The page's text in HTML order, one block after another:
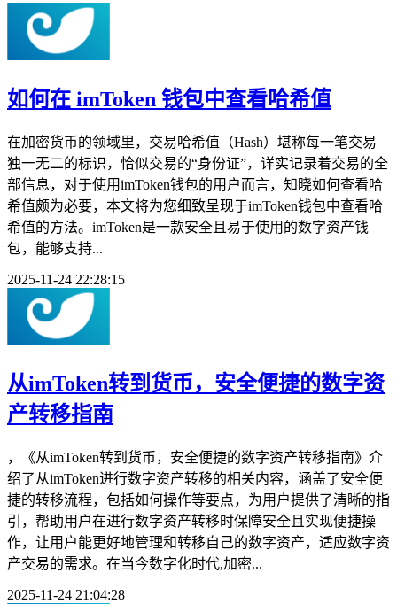
如何在 imToken 钱包中查看哈希值
在加密货币的领域里，交易哈希值（Hash）堪称每一笔交易
独一无二的标识，恰似交易的“身份证”，详实记录着交易的全
部信息，对于使用imToken钱包的用户而言，知晓如何查看哈
希值颇为必要，本文将为您细致呈现于imToken钱包中查看哈
希值的方法。imToken是一款安全且易于使用的数字资产钱
包，能够支持...
2025-11-24 22:28:15
从imToken转到货币，安全便捷的数字资
产转移指南
，《从imToken转到货币，安全便捷的数字资产转移指南》介
绍了从imToken进行数字资产转移的相关内容，涵盖了安全便
捷的转移流程，包括如何操作等要点，为用户提供了清晰的指
引，帮助用户在进行数字资产转移时保障安全且实现便捷操
作，让用户能更好地管理和转移自己的数字资产，适应数字资
产交易的需求。在当今数字化时代,加密...
2025-11-24 21:04:28